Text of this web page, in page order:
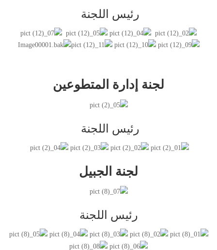
رئيس اللجنة
لجنة إدارة المتطوعين
رئيس اللجنة
لجنة الجبيل
رئيس اللجنة